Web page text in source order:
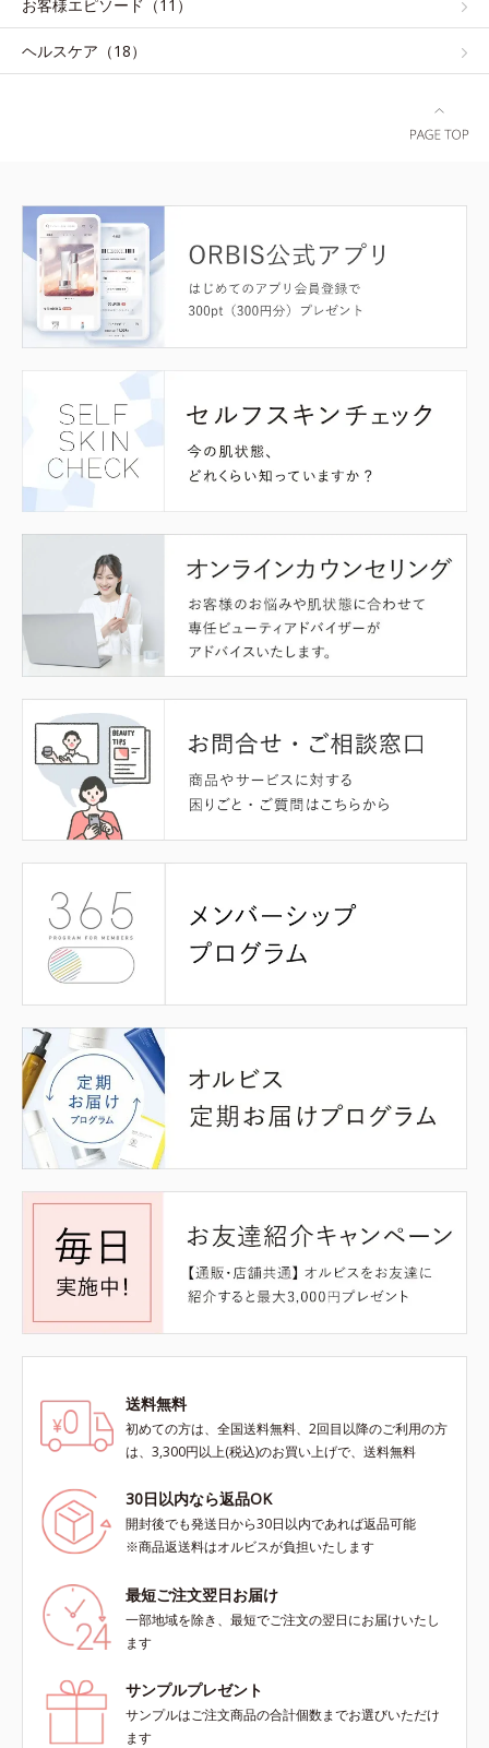
お客様エピソード（11）
ヘルスケア（18）
送料無料
初めての方は、全国送料無料、2回目以降のご利用の方
は、3,300円以上(税込)のお買い上げで、送料無料
30日以内なら返品OK
開封後でも発送日から30日以内であれば返品可能
※商品返送料はオルビスが負担いたします
最短ご注文翌日お届け
一部地域を除き、最短でご注文の翌日にお届けいたし
ます
サンプルプレゼント
サンプルはご注文商品の合計個数までお選びいただけ
ます